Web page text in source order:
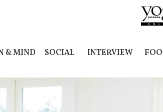
& MIND SOCIAL INTERVIEW